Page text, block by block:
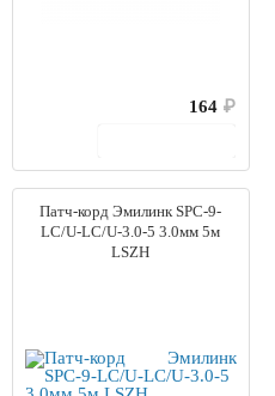
164 ₽
Патч-корд Эмилинк SPC-9-
LC/U-LC/U-3.0-5 3.0мм 5м
LSZH